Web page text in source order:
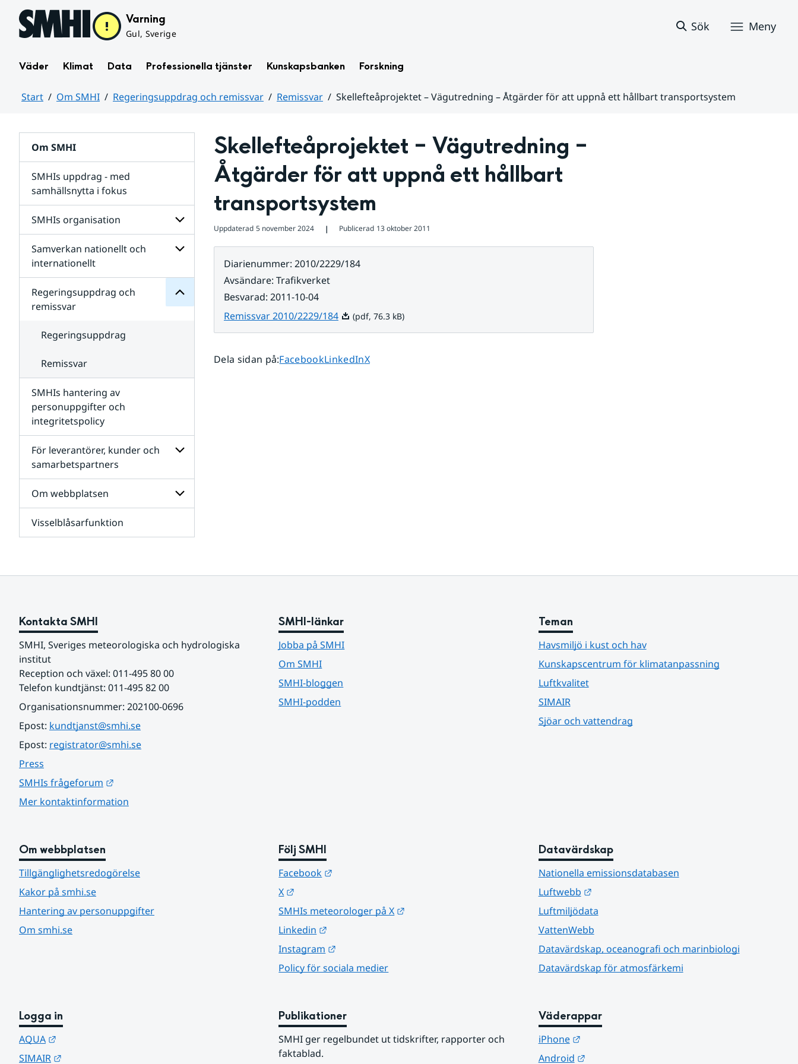
Hoppa till sidans innehåll Varning
Gul, Sverige
Sök Meny
Väder Klimat Data Professionella tjänster Kunskapsbanken Forskning
Start Om SMHI Regeringsuppdrag och remissvar Remissvar
Skellefteåprojektet – Vägutredning – Åtgärder för att uppnå ett hållbart transportsystem
Om SMHI
SMHIs uppdrag - med
samhällsnytta i fokus
SMHIs organisation
Undersidor
organisation
Samverkan nationellt och
internationellt
Undersidor
för
internationellt
Regeringsuppdrag och
remissvar
för
Regeringsuppdrag
remissvar
Regeringsuppdrag
Remissvar
SMHIs hantering av
personuppgifter och
integritetspolicy
För leverantörer, kunder och
samarbetspartners
Undersidor
för
och
Om webbplatsen
för
Visselblåsarfunktion
Skellefteåprojektet – Vägutredning –
Åtgärder för att uppnå ett hållbart
transportsystem
Uppdaterad 5 november 2024 ❘ Publicerad 13 oktober 2011
Diarienummer: 2010/2229/184
Avsändare: Trafikverket
Besvarad: 2011-10-04
Remissvar 2010/2229/184Pdf, 76.3 kB.
(pdf, 76.3 kB)
Dela sidan på:Dela sidan på
FacebookDela sidan på
LinkedInDela sidan på
X
Kontakta SMHI
SMHI, Sveriges meteorologiska och hydrologiska
institut
Reception och växel: 011-495 80 00
Telefon kundtjänst: 011-495 82 00
Organisationsnummer: 202100-0696
Epost: kundtjanst@smhi.se
Epost: registrator@smhi.se
Press
SMHIs frågeforum
Mer kontaktinformation
SMHI-länkar
Jobba på SMHI
Om SMHI
SMHI-bloggen
SMHI-podden
Teman
Havsmiljö i kust och hav
Kunskapscentrum för klimatanpassning
Luftkvalitet
SIMAIR
Sjöar och vattendrag
Om webbplatsen
Tillgänglighetsredogörelse
Kakor på smhi.se
Hantering av personuppgifter
Om smhi.se
Följ SMHI
Facebook
X
SMHIs meteorologer på X
Linkedin
Instagram
Policy för sociala medier
Datavärdskap
Nationella emissionsdatabasen
Luftwebb
Länk till annan webbplats.
Luftmiljödata
VattenWebb
Datavärdskap, oceanografi och marinbiologi
Datavärdskap för atmosfärkemi
Logga in
AQUA
SIMAIR
Publikationer
SMHI ger regelbundet ut tidskrifter, rapporter och
faktablad.
Väderappar
iPhone
Länk till annan webbplats.
Android
Länk till annan webbplats.